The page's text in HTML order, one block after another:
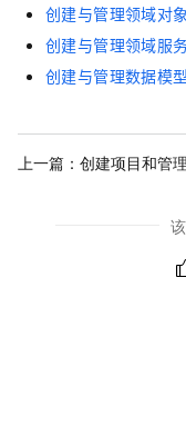
创建与管理领域对象
创建与管理领域服
创建与管理数据模型
上一篇： 创建项目和管